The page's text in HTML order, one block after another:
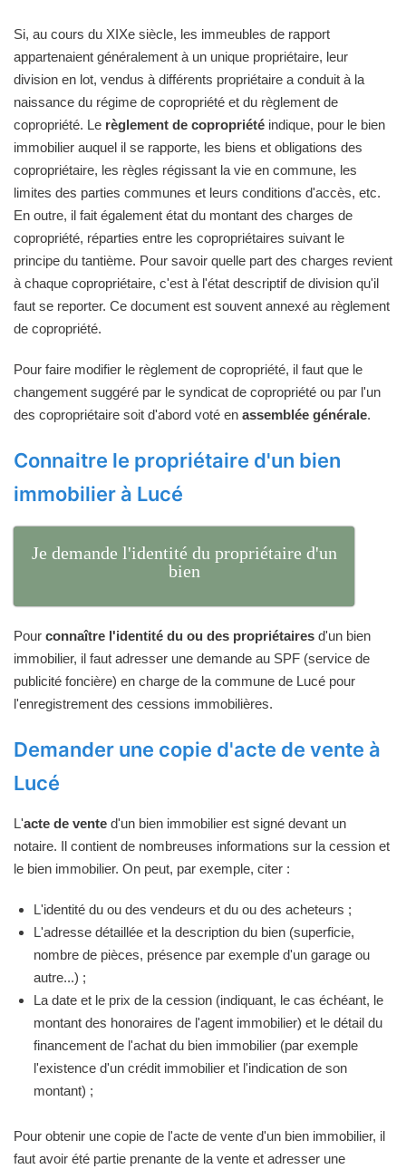
Si, au cours du XIXe siècle, les immeubles de rapport
appartenaient généralement à un unique propriétaire, leur
division en lot, vendus à différents propriétaire a conduit à la
naissance du régime de copropriété et du règlement de
copropriété. Le règlement de copropriété indique, pour le bien
immobilier auquel il se rapporte, les biens et obligations des
copropriétaire, les règles régissant la vie en commune, les
limites des parties communes et leurs conditions d'accès, etc.
En outre, il fait également état du montant des charges de
copropriété, réparties entre les copropriétaires suivant le
principe du tantième. Pour savoir quelle part des charges revient
à chaque copropriétaire, c'est à l'état descriptif de division qu'il
faut se reporter. Ce document est souvent annexé au règlement
de copropriété.
Pour faire modifier le règlement de copropriété, il faut que le
changement suggéré par le syndicat de copropriété ou par l'un
des copropriétaire soit d'abord voté en assemblée générale.
Connaitre le propriétaire d'un bien
immobilier à Lucé
Je demande l'identité du propriétaire d'un
bien
Pour connaître l'identité du ou des propriétaires d'un bien
immobilier, il faut adresser une demande au SPF (service de
publicité foncière) en charge de la commune de Lucé pour
l'enregistrement des cessions immobilières.
Demander une copie d'acte de vente à
Lucé
L'acte de vente d'un bien immobilier est signé devant un
notaire. Il contient de nombreuses informations sur la cession et
le bien immobilier. On peut, par exemple, citer :
L'identité du ou des vendeurs et du ou des acheteurs ;
L'adresse détaillée et la description du bien (superficie,
nombre de pièces, présence par exemple d'un garage ou
autre...) ;
La date et le prix de la cession (indiquant, le cas échéant, le
montant des honoraires de l'agent immobilier) et le détail du
financement de l'achat du bien immobilier (par exemple
l'existence d'un crédit immobilier et l'indication de son
montant) ;
Pour obtenir une copie de l'acte de vente d'un bien immobilier, il
faut avoir été partie prenante de la vente et adresser une